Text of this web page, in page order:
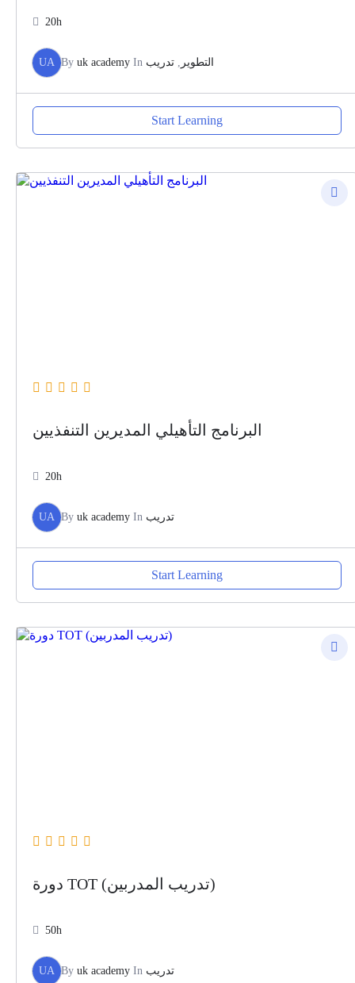
20h
UA By uk academy In التطوير تدريب
Start Learning
البرنامج التأهيلي المديرين التنفذيين
20h
UA By uk academy In تدريب
Start Learning
دورة TOT (تدريب المدربين)
50h
UA By uk academy In تدريب